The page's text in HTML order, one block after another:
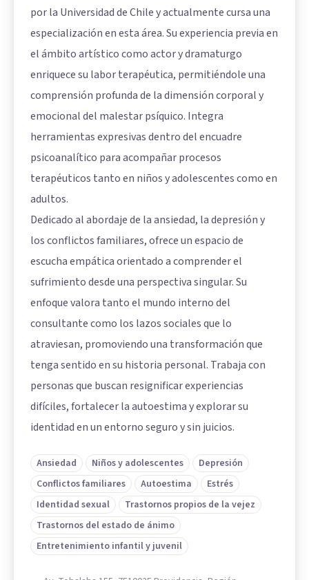
por la Universidad de Chile y actualmente cursa una
especialización en esta área. Su experiencia previa en
el ámbito artístico como actor y dramaturgo
enriquece su labor terapéutica, permitiéndole una
comprensión profunda de la dimensión corporal y
emocional del malestar psíquico. Integra
herramientas expresivas dentro del encuadre
psicoanalítico para acompañar procesos
terapéuticos tanto en niños y adolescentes como en
adultos.
Dedicado al abordaje de la ansiedad, la depresión y
los conflictos familiares, ofrece un espacio de
escucha empática orientado a comprender el
sufrimiento desde una perspectiva singular. Su
enfoque valora tanto el mundo interno del
consultante como los lazos sociales que lo
atraviesan, promoviendo una transformación que
tenga sentido en su historia personal. Trabaja con
personas que buscan resignificar experiencias
difíciles, fortalecer la autoestima y explorar su
identidad en un entorno seguro y sin juicios.
Ansiedad Niños y adolescentes
Depresión
Conflictos familiares
Autoestima
Estrés
Identidad sexual
Trastornos propios de la vejez
Trastornos del estado de ánimo
Entretenimiento infantil y juvenil